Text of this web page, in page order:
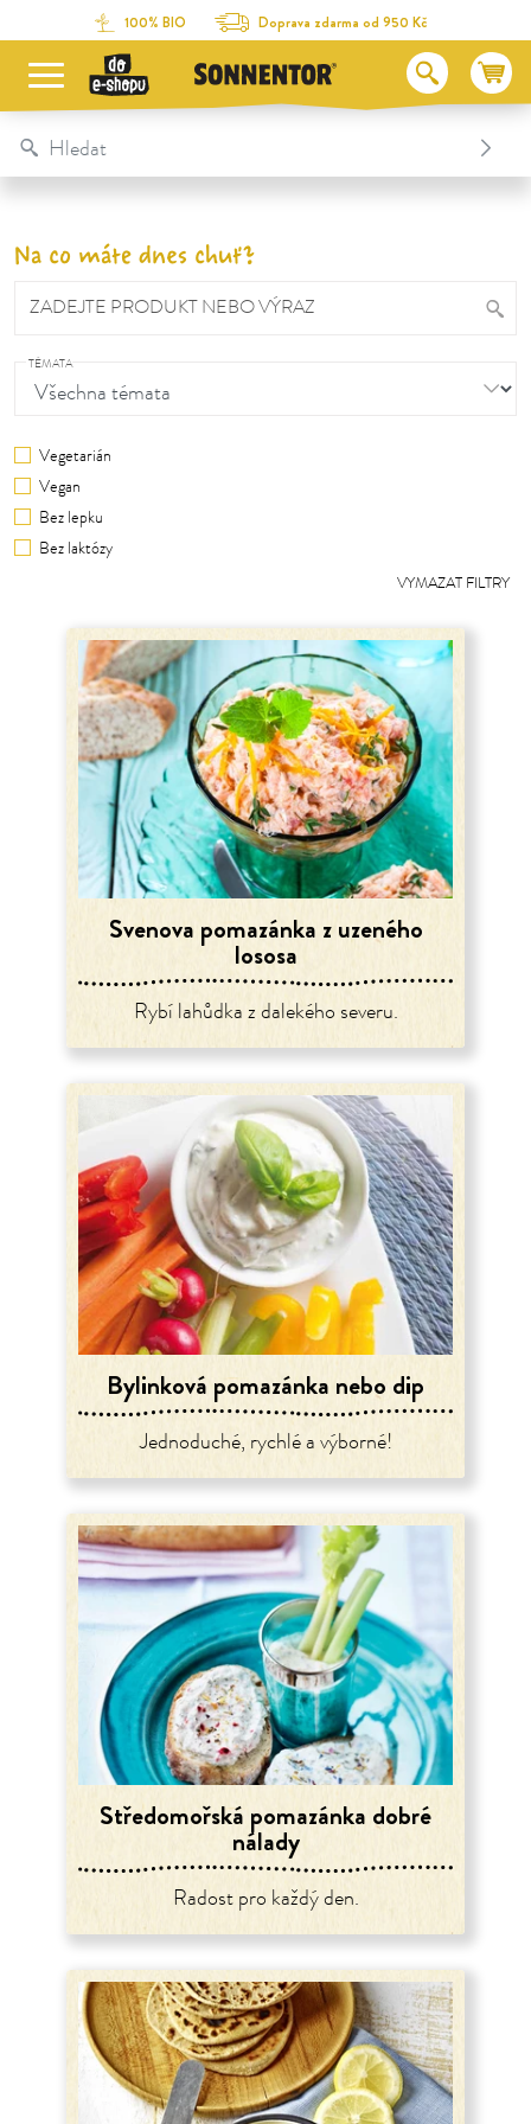
Na obsah stránky
Na seznam obsahu
100% BIO Doprava zdarma od 950 Kč
Table Of Content
Na co máte dnes chuť?
ZADEJTE PRODUKT NEBO VÝRAZ
TÉMATA
Vegetarián
Vegan
Bez lepku
Bez laktózy
VYMAZAT FILTRY
Svenova pomazánka z uzeného
lososa
Rybí lahůdka z dalekého severu.
Bylinková pomazánka nebo dip
Jednoduché, rychlé a výborné!
Středomořská pomazánka dobré
nálady
Radost pro každý den.